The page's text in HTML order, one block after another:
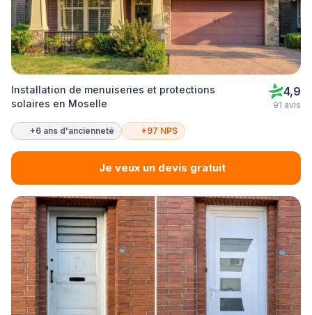
Installation de menuiseries et protections
solaires en Moselle
4,9
91 avis
+6 ans d'ancienneté +97 NPS
Je veux un devis gratuit